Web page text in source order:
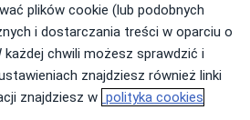
plików cookie (lub podobnych
i dostarczania treści w oparciu o
chwili możesz sprawdzić i
znajdziesz również linki
znajdziesz w polityka cookies